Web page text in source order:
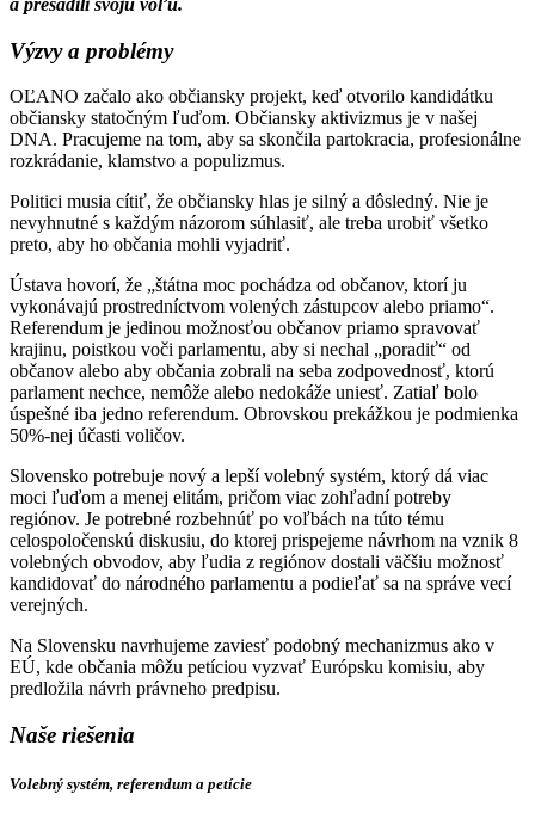
Výzvy a problémy
OĽANO začalo ako občiansky projekt, keď otvorilo kandidátku
občiansky statočným ľuďom. Občiansky aktivizmus je v našej
DNA. Pracujeme na tom, aby sa skončila partokracia, profesionálne
rozkrádanie, klamstvo a populizmus.
Politici musia cítiť, že občiansky hlas je silný a dôsledný. Nie je
nevyhnutné s každým názorom súhlasiť, ale treba urobiť všetko
preto, aby ho občania mohli vyjadriť.
Ústava hovorí, že „štátna moc pochádza od občanov, ktorí ju
vykonávajú prostredníctvom volených zástupcov alebo priamo“.
Referendum je jedinou možnosťou občanov priamo spravovať
krajinu, poistkou voči parlamentu, aby si nechal „poradiť“ od
občanov alebo aby občania zobrali na seba zodpovednosť, ktorú
parlament nechce, nemôže alebo nedokáže uniesť. Zatiaľ bolo
úspešné iba jedno referendum. Obrovskou prekážkou je podmienka
50%-nej účasti voličov.
Slovensko potrebuje nový a lepší volebný systém, ktorý dá viac
moci ľuďom a menej elitám, pričom viac zohľadní potreby
regiónov. Je potrebné rozbehnúť po voľbách na túto tému
celospoločenskú diskusiu, do ktorej prispejeme návrhom na vznik 8
volebných obvodov, aby ľudia z regiónov dostali väčšiu možnosť
kandidovať do národného parlamentu a podieľať sa na správe vecí
verejných.
Na Slovensku navrhujeme zaviesť podobný mechanizmus ako v
EÚ, kde občania môžu petíciou vyzvať Európsku komisiu, aby
predložila návrh právneho predpisu.
Naše riešenia
Volebný systém, referendum a petície